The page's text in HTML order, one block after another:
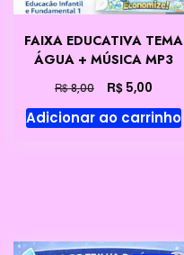
FAIXA EDUCATIVA TEMA
ÁGUA + MÚSICA MP3
R$8,00
preço
original
R$5,00O
preço
atual
Adicionar ao carrinho